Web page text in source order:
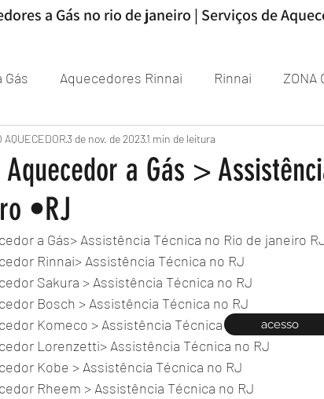
a Gás no rio de janeiro | Serviços de
Gás Aquecedores Rinnai Rinnai ZONA
Próximo de Rio de janeiro
sul RJ
a Gás >
•RJ
AQUECEDOR3 de nov. de 20231 min de leitura
a Gás> Assistência Técnica no Rio de janeiro
Rinnai> Assistência Técnica no RJ
Sakura > Assistência Técnica no RJ
Bosch > Assistência Técnica no RJ
Komeco > Assistência Técnica no RJ
Lorenzetti> Assistência Técnica no RJ
Kobe > Assistência Técnica no RJ
Rheem > Assistência Técnica no RJ
acesso